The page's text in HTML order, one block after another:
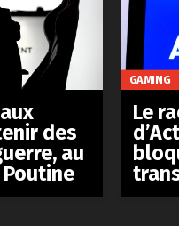
des
au
GAMING
Le